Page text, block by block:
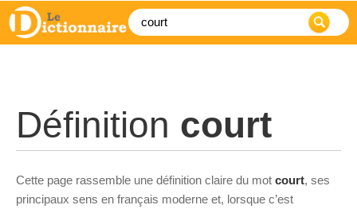
Définition court
Cette page rassemble une définition claire du mot court, ses
principaux sens en français moderne et, lorsque c’est